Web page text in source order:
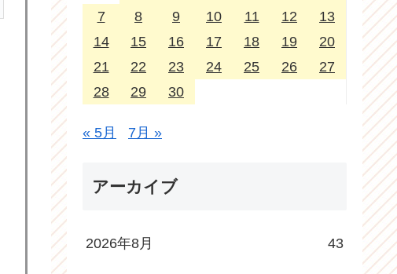
7
8 9 10 11 12
13
14
15 16 17 18 19
20
21
22 23 24 25 26
27
28
29 30
« 5月 7月 »
アーカイブ
2026年8月 43